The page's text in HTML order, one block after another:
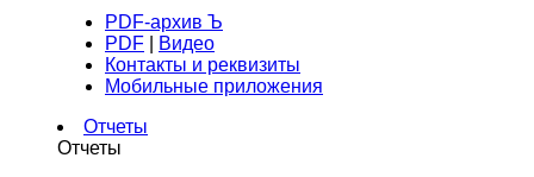
PDF-архив Ъ
PDF
Видео
Контакты и реквизиты
Мобильные приложения
Отчеты
Отчеты